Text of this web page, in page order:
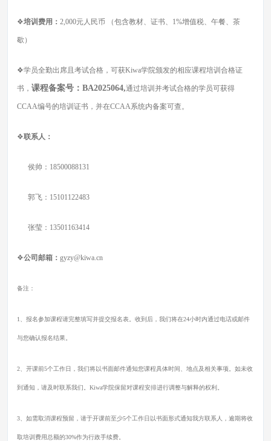
❖培训费用： 2,000元人民币 （包含教材、证书、1%增值税、午餐、茶
歇）
❖学员全勤出席且考试合格，可获Kiwa学院颁发的相应课程培训合格证
书， 课程备案号：BA2025064,通过培训并考试合格的学员可获得
CCAA编号的培训证书，并在CCAA系统内备案可查。
❖联系人：
侯帅：18500088131
郭飞：15101122483
张莹：13501163414
❖公司邮箱： gyzy@kiwa.cn
备注：
1、报名参加课程请完整填写并提交报名表。收到后，我们将在24小时内通过电话或邮件
与您确认报名结果。
2、开课前5个工作日，我们将以书面邮件通知您课程具体时间、地点及相关事项。如未收
到通知，请及时联系我们。Kiwa学院保留对课程安排进行调整与解释的权利。
3、如需取消课程预留，请于开课前至少5个工作日以书面形式通知我方联系人，逾期将收
取培训费用总额的30%作为行政手续费。